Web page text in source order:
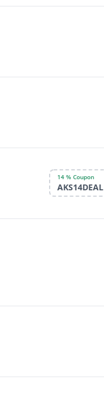
14 % Coupon
AKS14DEAL